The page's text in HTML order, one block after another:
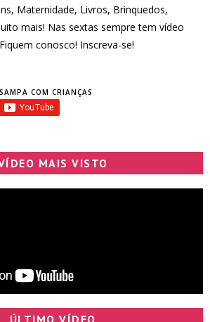
Maternidade, Livros, Brinquedos,
mais! Nas sextas sempre tem vídeo
conosco! Inscreva-se!
SAMPA COM CRIANÇAS
MAIS VISTO